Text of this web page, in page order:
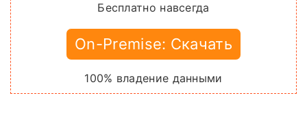
Бесплатно навсегда
On-Premise: Скачать
100% владение данными